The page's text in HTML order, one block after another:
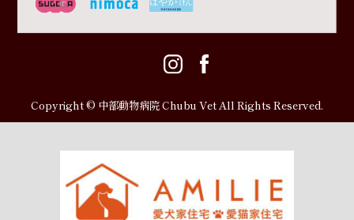
Copyright © 中部動物病院 Chubu Vet All Rights Reserved.